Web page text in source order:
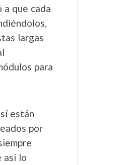
que cada
largas
para
están
por
así lo